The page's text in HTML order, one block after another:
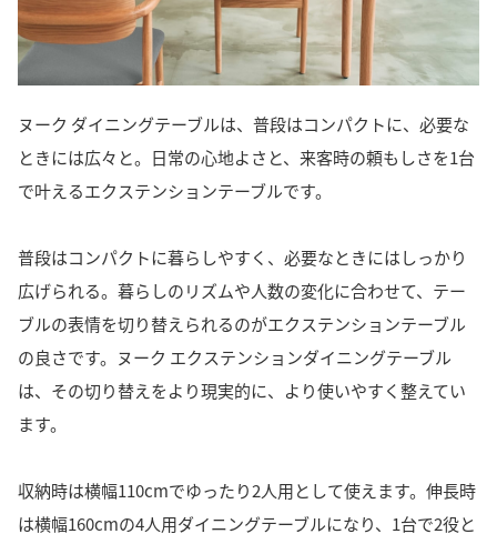
ヌーク ダイニングテーブルは、普段はコンパクトに、必要な
ときには広々と。日常の心地よさと、来客時の頼もしさを1台
で叶えるエクステンションテーブルです。
普段はコンパクトに暮らしやすく、必要なときにはしっかり
広げられる。暮らしのリズムや人数の変化に合わせて、テー
ブルの表情を切り替えられるのがエクステンションテーブル
の良さです。ヌーク エクステンションダイニングテーブル
は、その切り替えをより現実的に、より使いやすく整えてい
ます。
収納時は横幅110cmでゆったり2人用として使えます。伸長時
は横幅160cmの4人用ダイニングテーブルになり、1台で2役と